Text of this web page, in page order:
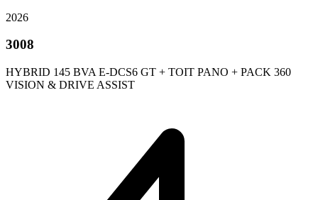
2026
3008
HYBRID 145 BVA E-DCS6 GT + TOIT PANO + PACK 360
VISION & DRIVE ASSIST